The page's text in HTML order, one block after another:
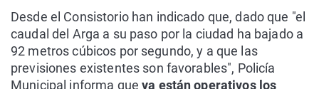
Desde el Consistorio han indicado que, dado que "el
caudal del Arga a su paso por la ciudad ha bajado a
92 metros cúbicos por segundo, y a que las
previsiones existentes son favorables", Policía
Municipal informa que ya están operativos los